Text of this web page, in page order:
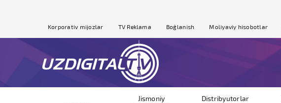
Korporativ mijozlar TV Reklama Bog`lanish Moliyaviy hisobotlar
Jismoniy
Distribyutorlar